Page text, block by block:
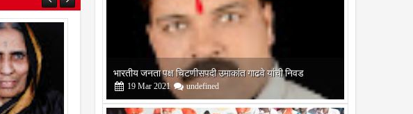
बोरेगाव येथे कांचन फौंडेशन शाखेचे उद्घाटन
13 Mar 2021 undefined